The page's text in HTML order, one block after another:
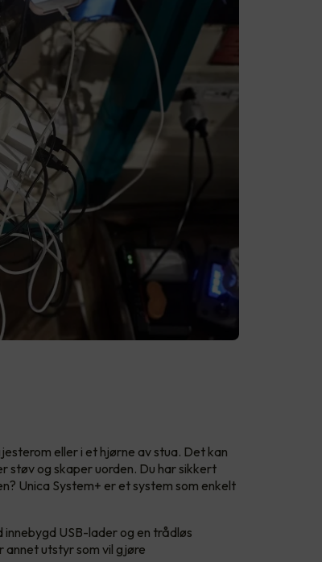
eller i et hjørne av stua. Det kan
støv og skaper uorden. Du har sikkert
Unica System+ er et system som enkelt
USB-lader og en trådløs
annet utstyr som vil gjøre